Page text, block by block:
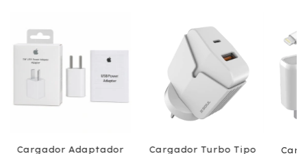
Cargador Adaptador
Cargador Turbo Tipo